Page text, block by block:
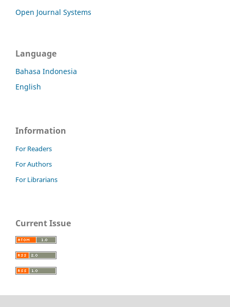
Open Journal Systems
Language
Bahasa Indonesia
English
Information
For Readers
For Authors
For Librarians
Current Issue